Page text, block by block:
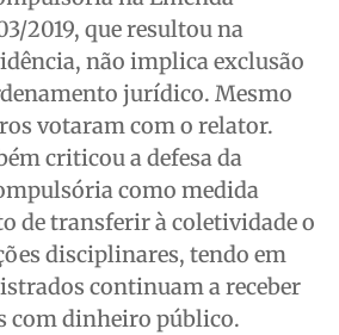
2019, que resultou na
não implica exclusão
jurídico. Mesmo
votaram com o relator.
criticou a defesa da
como medida
de transferir à coletividade o
disciplinares, tendo em
continuam a receber
com dinheiro público.